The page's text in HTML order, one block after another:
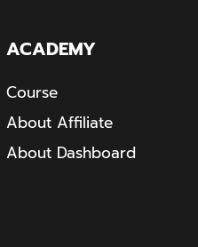
ACADEMY
Course
About Affiliate
About Dashboard